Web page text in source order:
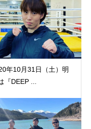
年10月31日（土）明
『DEEP ...